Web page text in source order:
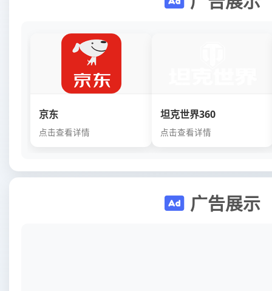
京东
点击查看详情
坦克世界360
点击查看详情
广告展示